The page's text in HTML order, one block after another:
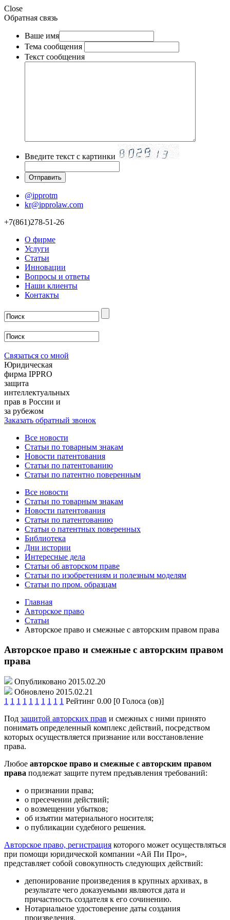
Close
Обратная связь
Ваше имя
Тема сообщения
Текст сообщения
Введите текст с картинки
@ipprotm
kr@ipprolaw.com
+7(861)278-51-26
О фирме
Услуги
Статьи
Инновации
Вопросы и ответы
Наши клиенты
Контакты
Связаться со мной
Юридическая
фирма IPPRO
защита
интеллектуальных
прав в России и
за рубежом
Заказать обратный звонок
Все новости
Статьи по товарным знакам
Новости патентования
Статьи по патентованию
Статьи по патентно поверенным
Все новости
Статьи по товарным знакам
Новости патентования
Статьи по патентованию
Статьи о патентных поверенных
Библиотека
Дни истории
Интересные дела
Статьи об авторском праве
Статьи по изобретениям и полезным моделям
Статьи по пром. образцам
Главная
Авторское право
Статьи
Авторское право и смежные с авторским правом права
Авторское право и смежные с авторским правом
права
Опубликовано 2015.02.20
Обновлено 2015.02.21
1 1 1 1 1 1 1 1 1 1 Рейтинг 0.00 [0 Голоса (ов)]
Под защитой авторских прав и смежных с ними принято
понимать определенный комплекс действий, посредством
которых осуществляется признание или восстановление
права.
Любое авторское право и смежные с авторским правом
права подлежат защите путем предъявления требований:
о признании права;
о пресечении действий;
о возмещении убытков;
об изъятии материального носителя;
о публикации судебного решения.
Авторское право, регистрация которого может осуществляться
при помощи юридической компании «Ай Пи Про»,
представляет собой совокупность следующих действий:
депонирование произведения в крупных архивах, в
результате чего доказуемыми являются дата и
причастность создателя к его сочинению.
Нотариальное удостоверение даты создания
произведения.